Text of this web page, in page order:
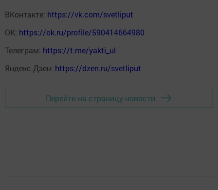
ВКонтакте: https://vk.com/svetliput
ОК: https://ok.ru/profile/590414664980
Телеграм: https://t.me/yakti_ul
Яндекс Дзен: https://dzen.ru/svetliput
Перейти на страницу новости